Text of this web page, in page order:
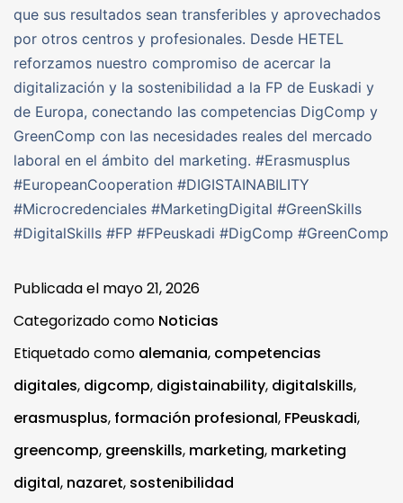
que sus resultados sean transferibles y aprovechados
por otros centros y profesionales. Desde HETEL
reforzamos nuestro compromiso de acercar la
digitalización y la sostenibilidad a la FP de Euskadi y
de Europa, conectando las competencias DigComp y
GreenComp con las necesidades reales del mercado
laboral en el ámbito del marketing. #Erasmusplus
#EuropeanCooperation #DIGISTAINABILITY
#Microcredenciales #MarketingDigital #GreenSkills
#DigitalSkills #FP #FPeuskadi #DigComp #GreenComp
Publicada el mayo 21, 2026
Categorizado como Noticias
Etiquetado como alemania, competencias
digitales, digcomp, digistainability, digitalskills,
erasmusplus, formación profesional, FPeuskadi,
greencomp, greenskills, marketing, marketing
digital, nazaret, sostenibilidad